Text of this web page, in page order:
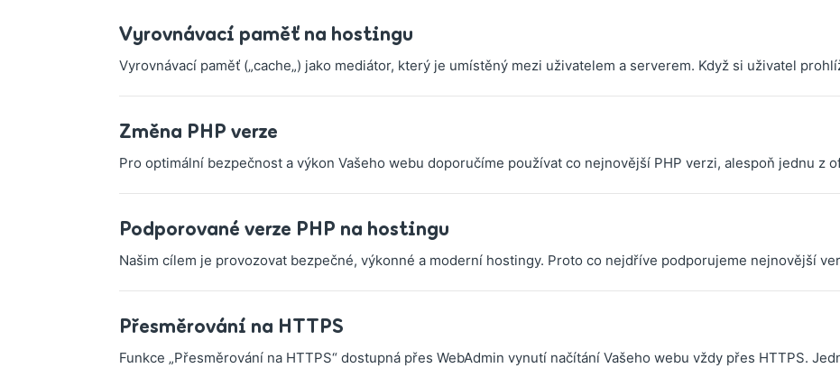
Vyrovnávací paměť na hostingu
Vyrovnávací paměť („cache„) jako mediátor, který je umístěný mezi uživatelem a serverem. Když si uživatel
Změna PHP verze
Pro optimální bezpečnost a výkon Vašeho webu doporučíme používat co nejnovější PHP verzi, alespoň jednu z
Podporované verze PHP na hostingu
Našim cílem je provozovat bezpečné, výkonné a moderní hostingy. Proto co nejdříve podporujeme nejnovější
Přesměrování na HTTPS
Funkce „Přesměrování na HTTPS“ dostupná přes WebAdmin vynutí načítání Vašeho webu vždy přes HTTPS.